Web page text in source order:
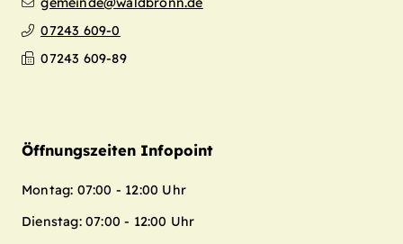
07243 609-0
07243 609-89
Öffnungszeiten Infopoint
Montag: 07:00 - 12:00 Uhr
Dienstag: 07:00 - 12:00 Uhr